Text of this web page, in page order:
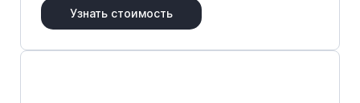
Узнать стоимость